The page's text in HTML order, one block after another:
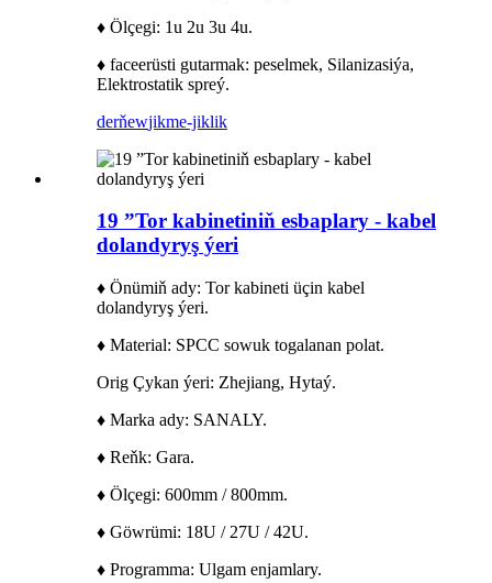
♦ Ölçegi: 1u 2u 3u 4u.
♦ faceerüsti gutarmak: peselmek, Silanizasiýa,
Elektrostatik spreý.
derňewjikme-jiklik
19 ”Tor kabinetiniň esbaplary - kabel
dolandyryş ýeri
♦ Önümiň ady: Tor kabineti üçin kabel
dolandyryş ýeri.
♦ Material: SPCC sowuk togalanan polat.
Orig Çykan ýeri: Zhejiang, Hytaý.
♦ Marka ady: SANALY.
♦ Reňk: Gara.
♦ Ölçegi: 600mm / 800mm.
♦ Göwrümi: 18U / 27U / 42U.
♦ Programma: Ulgam enjamlary.